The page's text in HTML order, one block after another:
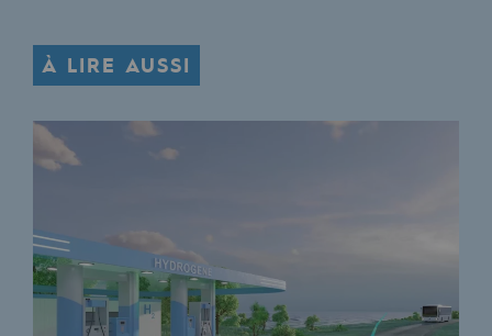
Soumettre un projet
Nos activités
Nos activités
Transport de gaz
Savoir-faire
À LIRE AUSSI